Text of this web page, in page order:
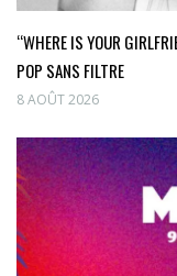
“WHERE IS YOUR
POP SANS FILTRE
8 AOÛT 2026